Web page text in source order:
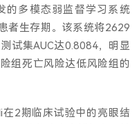
的多模态弱监督学习系统
者生存期。该系统将2629
试集AUC达0.8084，明显
组死亡风险达低风险组的
2期临床试验中的亮眼结